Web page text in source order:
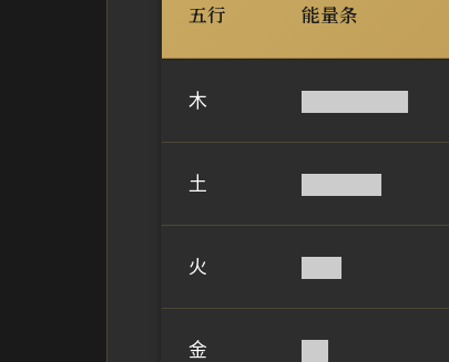
五行 能量条
木
土
火
金